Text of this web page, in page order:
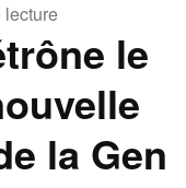
lecture
le
la Gen